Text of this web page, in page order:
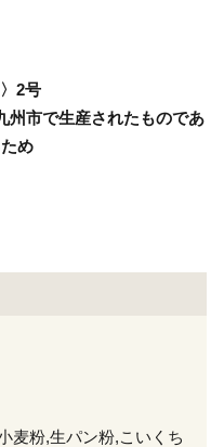
2号
州市で生産されたものであ
め
麦粉,生パン粉,こいくち